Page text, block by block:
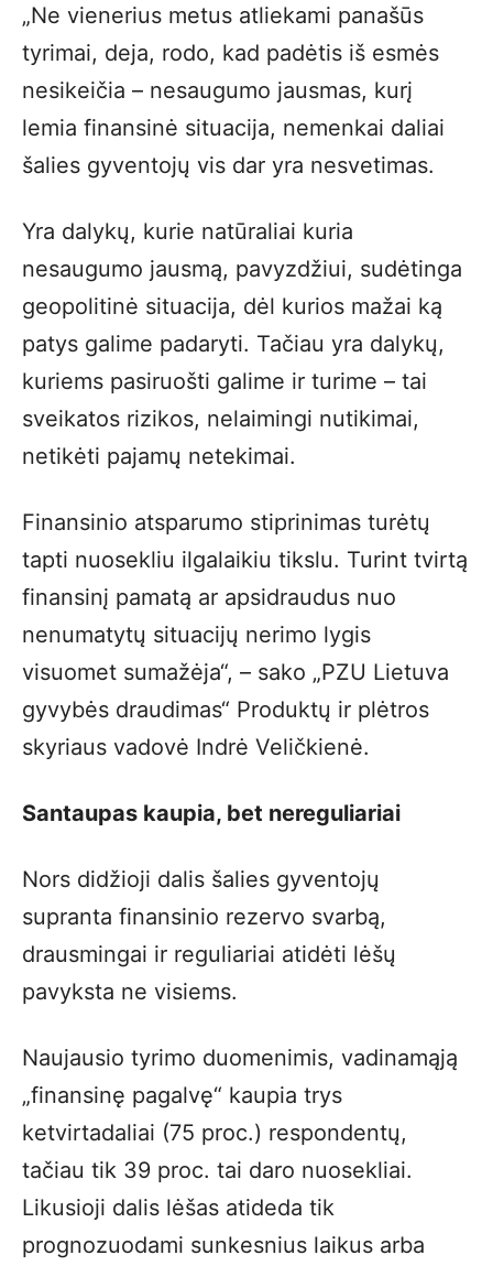
„Ne vienerius metus atliekami panašūs
tyrimai, deja, rodo, kad padėtis iš esmės
nesikeičia – nesaugumo jausmas, kurį
lemia finansinė situacija, nemenkai daliai
šalies gyventojų vis dar yra nesvetimas.
Yra dalykų, kurie natūraliai kuria
nesaugumo jausmą, pavyzdžiui, sudėtinga
geopolitinė situacija, dėl kurios mažai ką
patys galime padaryti. Tačiau yra dalykų,
kuriems pasiruošti galime ir turime – tai
sveikatos rizikos, nelaimingi nutikimai,
netikėti pajamų netekimai.
Finansinio atsparumo stiprinimas turėtų
tapti nuosekliu ilgalaikiu tikslu. Turint tvirtą
finansinį pamatą ar apsidraudus nuo
nenumatytų situacijų nerimo lygis
visuomet sumažėja“, – sako „PZU Lietuva
gyvybės draudimas“ Produktų ir plėtros
skyriaus vadovė Indrė Veličkienė.
Santaupas kaupia, bet nereguliariai
Nors didžioji dalis šalies gyventojų
supranta finansinio rezervo svarbą,
drausmingai ir reguliariai atidėti lėšų
pavyksta ne visiems.
Naujausio tyrimo duomenimis, vadinamąją
„finansinę pagalvę“ kaupia trys
ketvirtadaliai (75 proc.) respondentų,
tačiau tik 39 proc. tai daro nuosekliai.
Likusioji dalis lėšas atideda tik
prognozuodami sunkesnius laikus arba